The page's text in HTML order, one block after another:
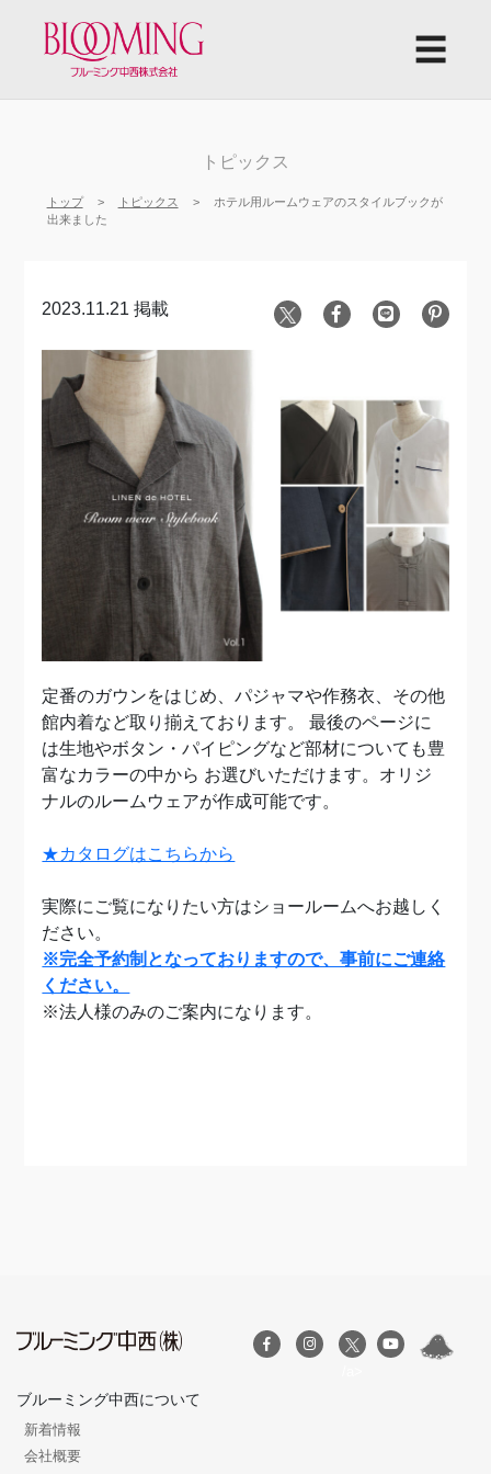
☰
トピックス
トップ トピックス
ホテル用ルームウェアのスタイルブックが
出来ました
2023.11.21 掲載
定番のガウンをはじめ、パジャマや作務衣、その他
館内着など取り揃えております。 最後のページに
は生地やボタン・パイピングなど部材についても豊
富なカラーの中から お選びいただけます。オリジ
ナルのルームウェアが作成可能です。
★カタログはこちらから
実際にご覧になりたい方はショールームへお越しく
ださい。
※完全予約制となっておりますので、事前にご連絡
ください。
※法人様のみのご案内になります。
ブルーミング中西について
新着情報
会社概要